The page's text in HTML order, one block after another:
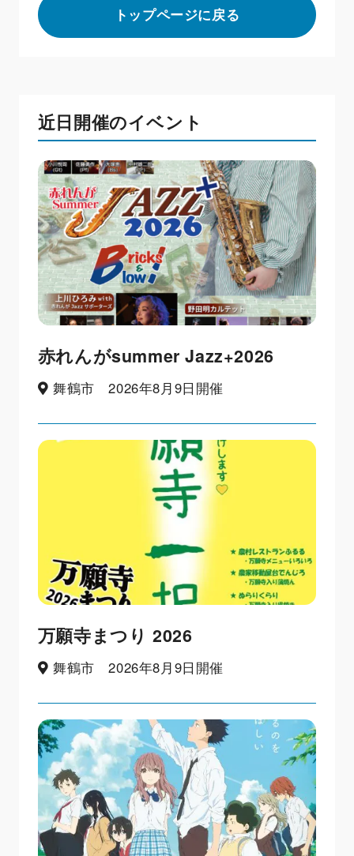
トップページに戻る
近日開催のイベント
赤れんがsummer Jazz+2026
舞鶴市 2026年8月9日開催
万願寺まつり 2026
舞鶴市 2026年8月9日開催